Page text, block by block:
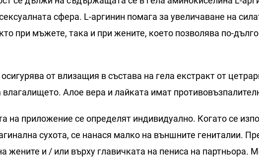
сфера. L-аргинин помага за увеличаване на
при мъжете, така и при жените, което позволява по-
от влизащия в състава на гела екстракт от
Алое вера и лайката имат
на приложение се определят индивидуално. Когато се
сухота, се нанася малко на външните гениталии.
жените и / или върху главичката на пениса на партньора.